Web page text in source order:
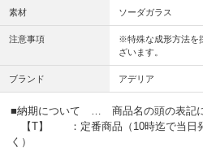
素材 ソーダガラス
注意事項
※特殊な成形方法を
ざいます。
ブランド アデリア
■納期について … 商品名の頭の表記に
【T】 ：定番商品（10時迄で当日
く）